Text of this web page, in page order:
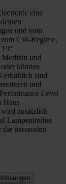
eine
und vom
CW-Regime,
Medizin und
können
erhältlich sind
und
Level
Haus
zusätzlich
Lampentreiber
passenden